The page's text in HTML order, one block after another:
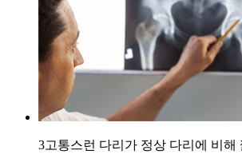
3고통스런 다리가 정상 다리에 비해